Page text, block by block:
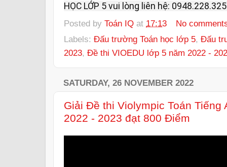
HỌC LỚP 5 vui lòng liên hệ:
Posted by Toán IQ at 17:13
No
Labels: Đấu trường Toán học lớp 5, Đấu
2023, Đề thi VIOEDU lớp 5 năm 2022 -
SATURDAY, 26 NOVEMBER 2022
Giải Đề thi Violympic Toán Tiếng
2022 - 2023 đạt 800 Điểm